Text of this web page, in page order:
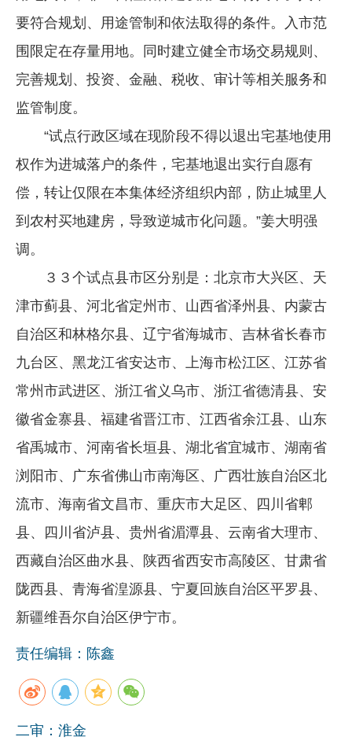
要符合规划、用途管制和依法取得的条件。入市范
围限定在存量用地。同时建立健全市场交易规则、
完善规划、投资、金融、税收、审计等相关服务和
监管制度。
“试点行政区域在现阶段不得以退出宅基地使用
权作为进城落户的条件，宅基地退出实行自愿有
偿，转让仅限在本集体经济组织内部，防止城里人
到农村买地建房，导致逆城市化问题。”姜大明强
调。
３３个试点县市区分别是：北京市大兴区、天
津市蓟县、河北省定州市、山西省泽州县、内蒙古
自治区和林格尔县、辽宁省海城市、吉林省长春市
九台区、黑龙江省安达市、上海市松江区、江苏省
常州市武进区、浙江省义乌市、浙江省德清县、安
徽省金寨县、福建省晋江市、江西省余江县、山东
省禹城市、河南省长垣县、湖北省宜城市、湖南省
浏阳市、广东省佛山市南海区、广西壮族自治区北
流市、海南省文昌市、重庆市大足区、四川省郫
县、四川省泸县、贵州省湄潭县、云南省大理市、
西藏自治区曲水县、陕西省西安市高陵区、甘肃省
陇西县、青海省湟源县、宁夏回族自治区平罗县、
新疆维吾尔自治区伊宁市。
责任编辑：陈鑫
二审：淮金